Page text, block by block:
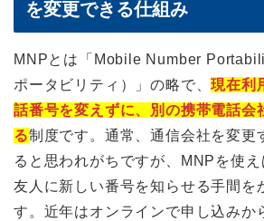
を変更できる仕組み
MNPとは「Mobile Number
ポータビリティ）」の略で、現在利
話番号を変えずに、別の携帯電話会
る制度です。通常、通信会社を変更
ると思われがちですが、MNPを使え
友人に新しい番号を知らせる手間を
す。近年はオンラインで申し込みか